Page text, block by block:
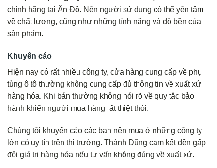
chính hãng tại Ấn Độ. Nên người sử dụng có thể yên tâm
về chất lượng, cũng như những tính năng và độ bền của
sản phẩm.
Khuyến cáo
Hiện nay có rất nhiều công ty, cửa hàng cung cấp về phụ
tùng ô tô thường không cung cấp đủ thông tin về xuất xứ
hàng hóa. Khi bán thường không nói rõ về quy tắc bảo
hành khiến người mua hàng rất thiệt thòi.
Chúng tôi khuyến cáo các bạn nên mua ở những công ty
lớn có uy tín trên thị trường. Thành Dũng cam kết đền gấp
đôi giá trị hàng hóa nếu tư vấn không đúng về xuất xứ.